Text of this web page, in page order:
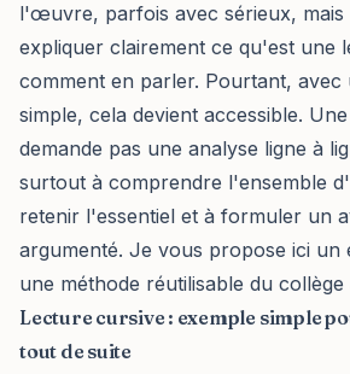
l'œuvre, parfois avec sérieux, mais
expliquer clairement ce qu'est une
comment en parler. Pourtant, avec
simple, cela devient accessible.
demande pas une analyse ligne à
surtout à comprendre l'ensemble
retenir l'essentiel et à formuler un
argumenté. Je vous propose ici un
une méthode réutilisable du collège
Lecture cursive : exemple simple
tout de suite